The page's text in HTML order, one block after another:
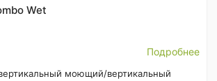
Wet
Подробнее
моющий/вертикальный